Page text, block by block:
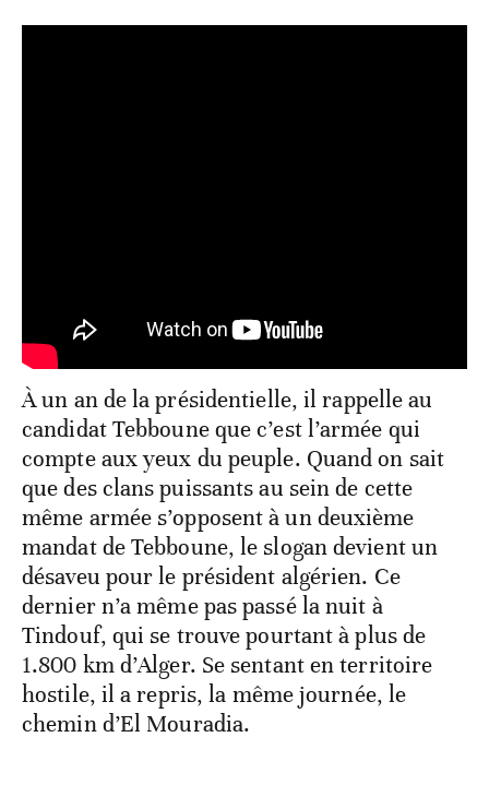
À un an de la présidentielle, il rappelle au
candidat Tebboune que c’est l’armée qui
compte aux yeux du peuple. Quand on sait
que des clans puissants au sein de cette
même armée s’opposent à un deuxième
mandat de Tebboune, le slogan devient un
désaveu pour le président algérien. Ce
dernier n’a même pas passé la nuit à
Tindouf, qui se trouve pourtant à plus de
1.800 km d’Alger. Se sentant en territoire
hostile, il a repris, la même journée, le
chemin d’El Mouradia.